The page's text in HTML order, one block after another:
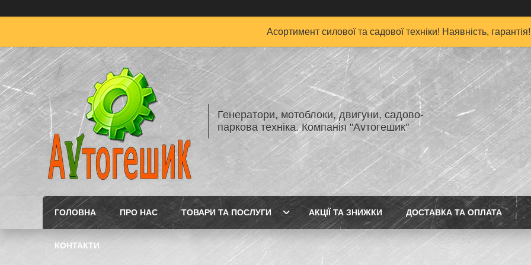
Асортимент силової та садової техніки! Наявність, гарантія!
Генератори, мотоблоки, двигуни, садово-
паркова техніка. Компанія "Аvтогешик"
ГОЛОВНА ПРО НАС ТОВАРИ ТА ПОСЛУГИ АКЦІЇ ТА ЗНИЖКИ ДОСТАВКА ТА ОПЛАТА
КОНТАКТИ